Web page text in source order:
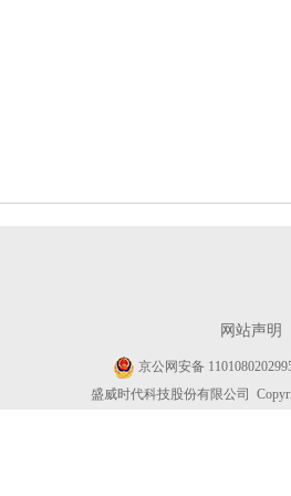
网站声明
京公网安备
盛威时代科技股份有限公司